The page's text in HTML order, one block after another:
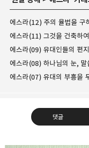
에스라(12) 주의 율법을 구
에스라(11) 그것을 건축하
에스라(09) 유대인들의 편
에스라(08) 하나님의 눈,
에스라(07) 유대의 부흥을
댓글